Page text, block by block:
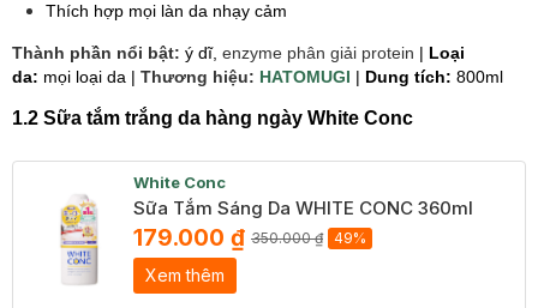
Thích hợp mọi làn da nhạy cảm
Thành phần nổi bật: ý dĩ, enzyme phân giải protein | Loại
da: mọi loại da | Thương hiệu: HATOMUGI | Dung tích: 800ml
1.2 Sữa tắm trắng da hàng ngày White Conc
White Conc
Sữa Tắm Sáng Da WHITE CONC 360ml
179.000 ₫ 350.000 ₫ 49%
Xem thêm